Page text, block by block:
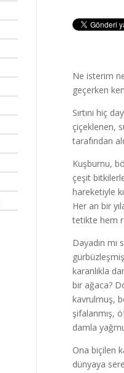
Ne isterim
geçerken
Sırtını hiç
çiçeklenen,
tarafından
Kuşburnu,
çeşit
hareketiyle
Her an bir
tetikte hem
Dayadın mı
karanlıkla
bir ağaca?
kavrulmuş,
şifalanmış,
damla
Ona biçilen
dünyaya